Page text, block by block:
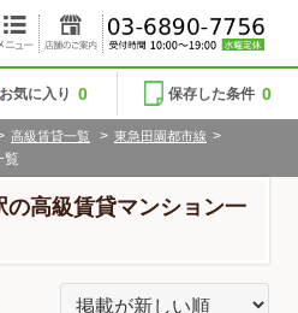
お気に入り 0 保存した条件 0
高級賃貸一覧 > 東急田園都市線 >
覧
の高級賃貸マンション一